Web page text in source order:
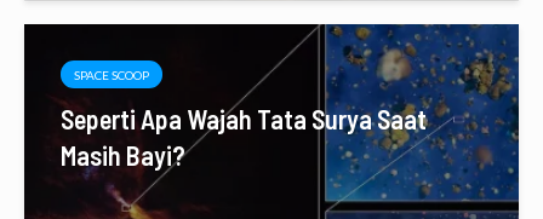
SPACE SCOOP
Seperti Apa Wajah Tata Surya Saat
Masih Bayi?